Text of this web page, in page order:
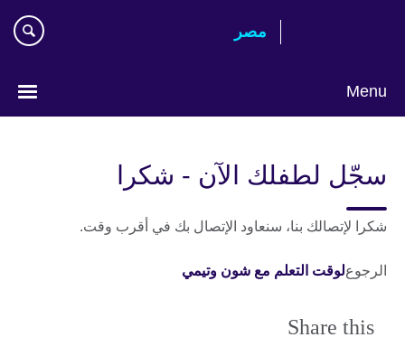
مصر‎
Menu
سجّل لطفلك الآن - شكرا
شكرا لإتصالك بنا، سنعاود الإتصال بك في أقرب وقت.
الرجوعلوقت التعلم مع شون وتيمي
Share this